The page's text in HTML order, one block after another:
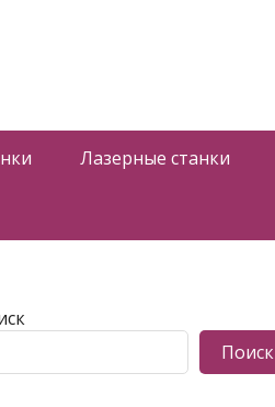
Лазерные станки
Поиск